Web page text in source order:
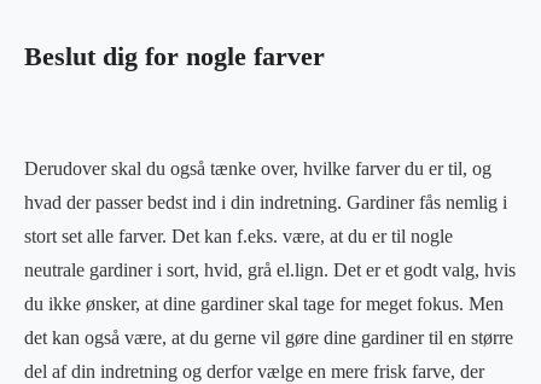
Beslut dig for nogle farver
Derudover skal du også tænke over, hvilke farver du er til, og
hvad der passer bedst ind i din indretning. Gardiner fås nemlig i
stort set alle farver. Det kan f.eks. være, at du er til nogle
neutrale gardiner i sort, hvid, grå el.lign. Det er et godt valg, hvis
du ikke ønsker, at dine gardiner skal tage for meget fokus. Men
det kan også være, at du gerne vil gøre dine gardiner til en større
del af din indretning og derfor vælge en mere frisk farve, der